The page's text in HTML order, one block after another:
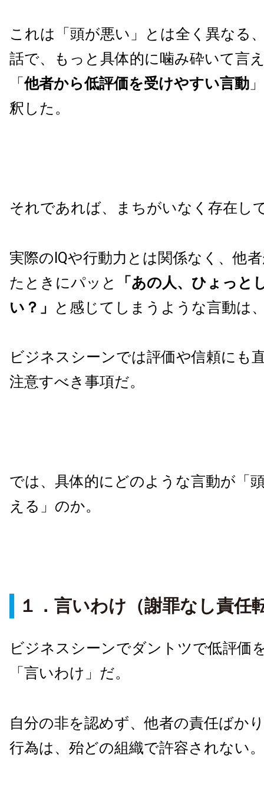
これは「頭が悪い」とは全く異なる
話で、もっと具体的に噛み砕いて言
「他者から低評価を受けやすい言動
釈した。
それであれば、まちがいなく存在し
実際のIQや行動力とは関係なく、他
たときにパッと
「あの人、ひょっと
い？」 と感じてしまうような言動は
ビジネスシーンでは評価や信頼にも
注意すべき事項だ。
では、具体的にどのような言動が「
える」のか。
１．言いわけ（謝罪なし責任
ビジネスシーンでダントツで低評価
「言いわけ」だ。
自分の非を認めず、他者の責任ばか
行為は、殆どの組織で許容されない。